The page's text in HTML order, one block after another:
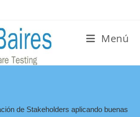
Menú
de Stakeholders aplicando buenas